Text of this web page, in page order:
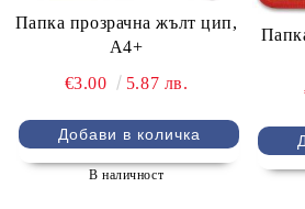
Папка прозрачна жълт цип,
А4+
€3.00
5.87 лв.
В наличност